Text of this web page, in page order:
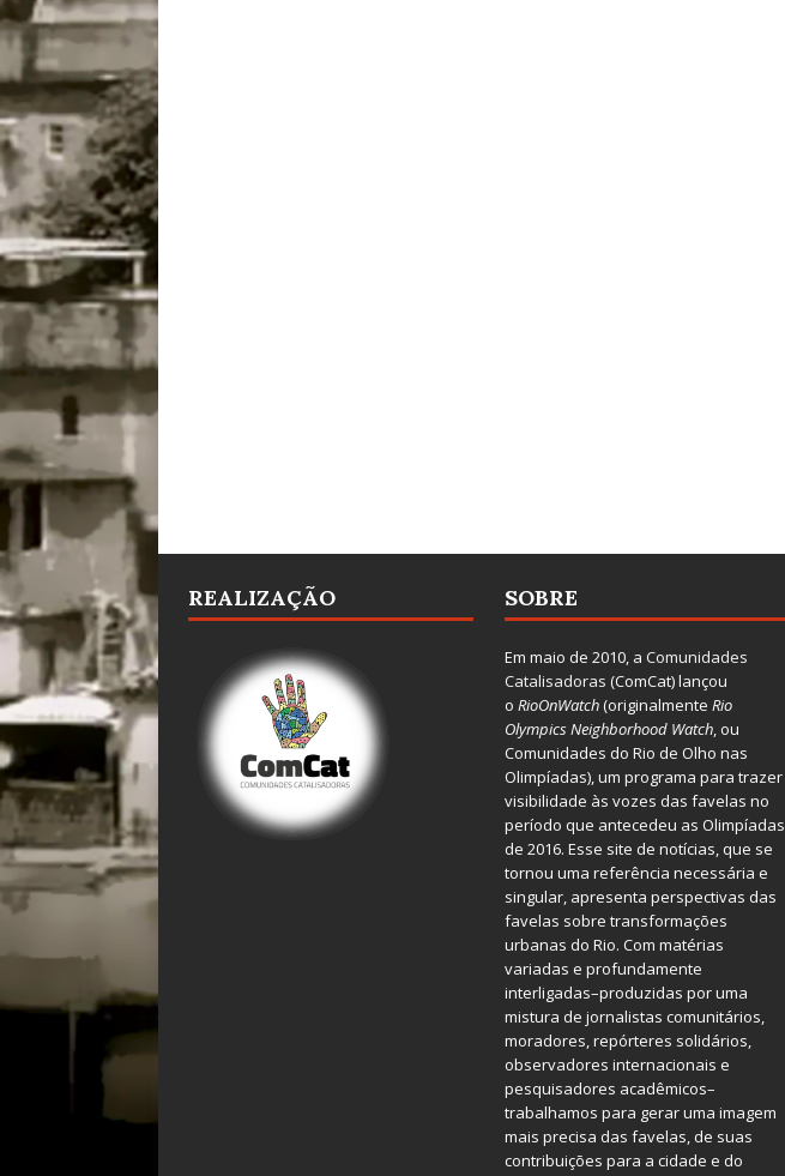
REALIZAÇÃO SOBRE
Em maio de 2010, a Comunidades
Catalisadoras (ComCat) lançou
o RioOnWatch(originalmente Rio
Olympics Neighborhood Watch, ou
Comunidades do Rio de Olho nas
Olimpíadas), um programa para trazer
visibilidade às vozes das favelas no
período que antecedeu as Olimpíadas
de 2016. Esse site de notícias, que se
tornou uma referência necessária e
singular, apresenta perspectivas das
favelas sobre transformações
urbanas do Rio. Com matérias
variadas e profundamente
interligadas–produzidas por uma
mistura de jornalistas comunitários,
moradores, repórteres solidários,
observadores internacionais e
pesquisadores acadêmicos–
trabalhamos para gerar uma imagem
mais precisa das favelas, de suas
contribuições para a cidade e do